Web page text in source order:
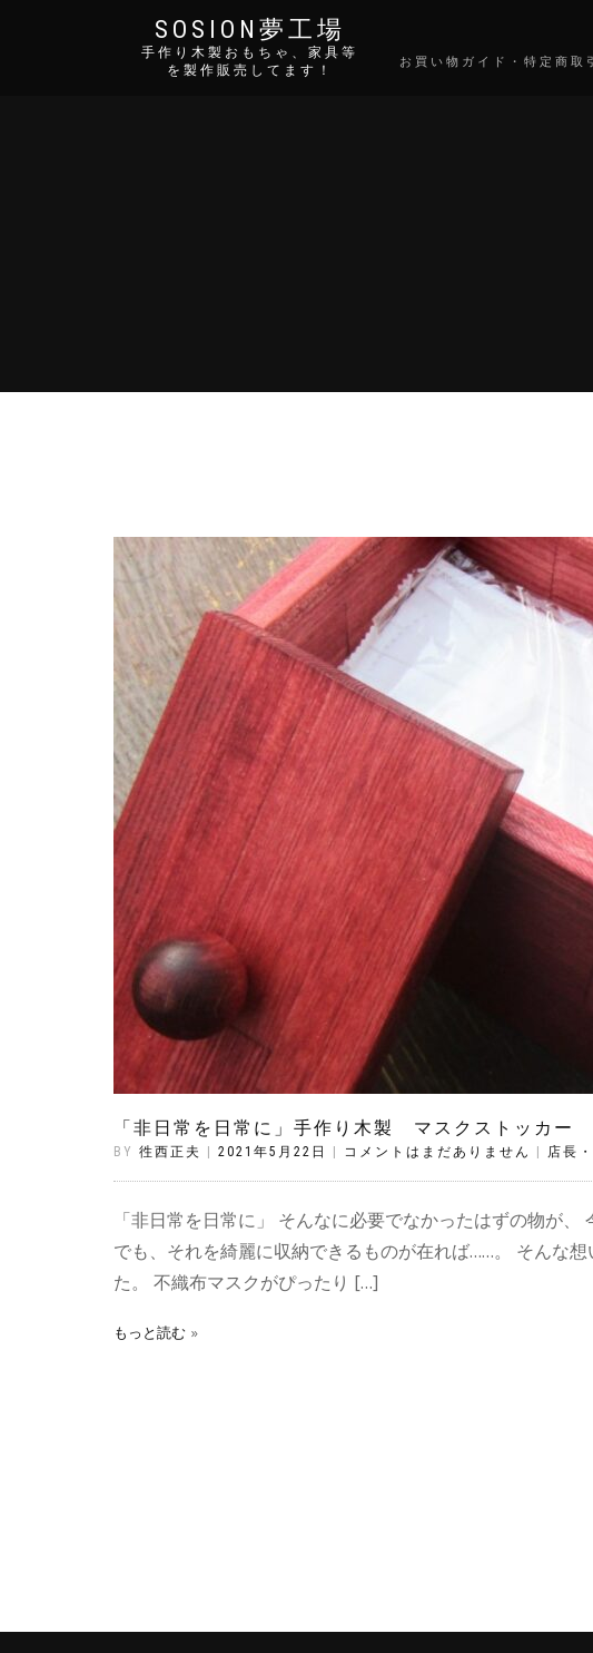
SOSION夢工場
手作り木製おもちゃ、家具等
を製作販売してます！
お買い物ガイド・特定商取
「非日常を日常に」手作り木製 マスクストッカー
BY 徃西正夫 2021年5月22日 コメントはまだありません 店長
「非日常を日常に」 そんなに必要でなかったはずの物が、
でも、それを綺麗に収納できるものが在れば……。 そんな
た。 不織布マスクがぴったり […]
もっと読む